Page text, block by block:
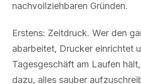
nachvollziehbaren Gründen.
Erstens: Zeitdruck. Wer den
abarbeitet, Drucker einrichtet
Tagesgeschäft am Laufen
dazu, alles sauber